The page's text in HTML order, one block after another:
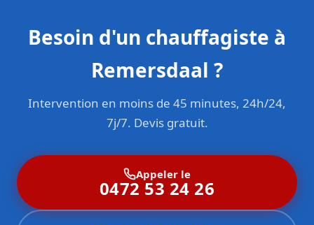
Besoin d'un chauffagiste à
Remersdaal ?
Intervention en moins de 45 minutes, 24h/24,
7j/7. Devis gratuit.
Appeler le
0472 53 24 26